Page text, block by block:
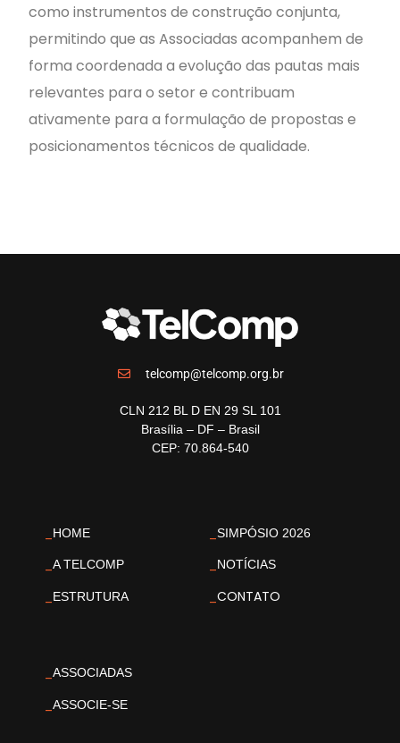
como instrumentos de construção conjunta,
permitindo que as Associadas acompanhem de
forma coordenada a evolução das pautas mais
relevantes para o setor e contribuam
ativamente para a formulação de propostas e
posicionamentos técnicos de qualidade.
telcomp@telcomp.org.br
CLN 212 BL D EN 29 SL 101
Brasília – DF – Brasil
CEP: 70.864-540
HOME
A TELCOMP
ESTRUTURA
SIMPÓSIO 2026
NOTÍCIAS
CONTATO
ASSOCIADAS
ASSOCIE-SE